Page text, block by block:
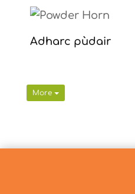
Adharc pùdair
More